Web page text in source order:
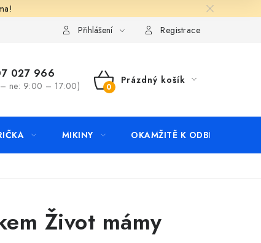
KontaktyPřihlášení Registrace
027 966
ne: 9:00 – 17:00)
NÁKUPNÍ
Prázdný košík
MIKINY OKAMŽITĚ K ODBĚRU
Život mámy